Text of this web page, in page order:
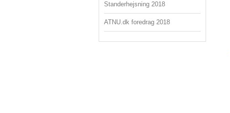
Standerhejsning 2018
ATNU.dk foredrag 2018